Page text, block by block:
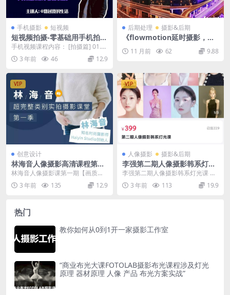
手机摄影 短视频
短视频拍摄-零基础用手机拍出
电影感短视频
手机视频课程内容： [拍摄篇] 01.手
机参数设置详解 02.用构图和景别讲
故事...3 年前 46 12.9
后期处理 摄影&后期
《flowmotion延时摄影，流
11 月前 62 9.88
VIP
创意设计
林海音人像摄影高清课程第一
期
林海音人像摄影课第一期【画质高
清】 51自学联盟分享林海音人像摄
影课第一期【画质...
3 年前 135 12.9
VIP
人像摄影 摄影&后期
李强第二期人像摄影韩系灯光
课
李强第二期人像摄影韩系灯光课 课
程目录： 1–1.双灯韩系布光解析.m
p4 2–...
3 年前 113 19.9
热门
教你如何从0到1开一家摄影工作室
“商业布光大课FOTOLAB摄影布光课程涉及灯光
原理 器材原理 人像 产品 布光方案实战”